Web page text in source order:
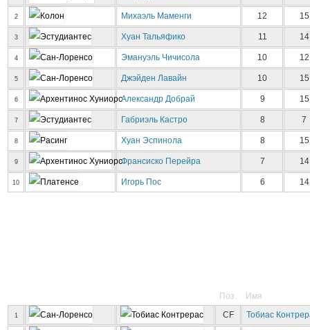
2 Михаэль Маменги 12 15
3 Хуан Тальяфико 11 14
4 Эмануэль Чичисола 10 12
5 Джэйден Лавайн 10 15
6 Александр Добрай 9 15
7 Габриэль Кастро 8 7
8 Хуан Эспинола 8 15
9 Франсиско Перейра 7 14
10 Игорь Пос 6 14
Поз. Имя
1 CF Тобиас